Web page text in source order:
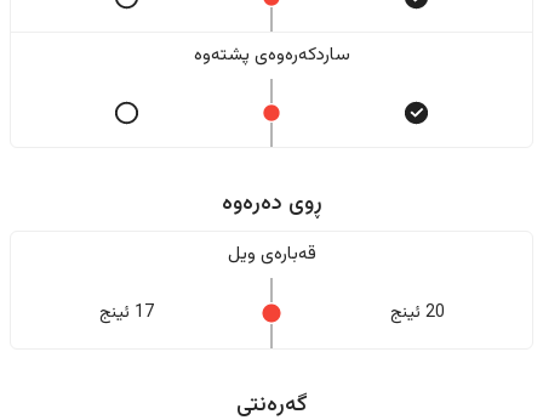
ساردکەرەوەی پشتەوە
ڕوی دەرەوە
قەبارەی ویل
20 ئینج 17 ئینج
گەرەنتی